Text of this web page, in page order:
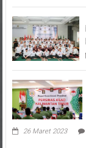
26 Maret 2023